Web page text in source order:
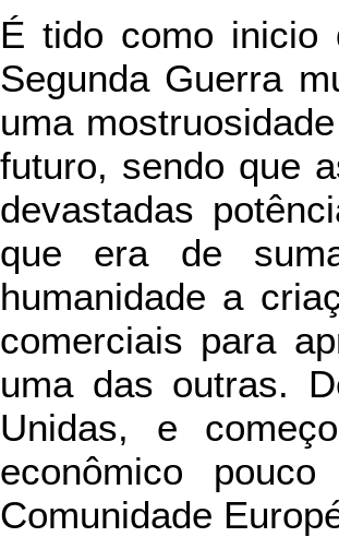
É tido como inicio
Segunda Guerra
uma
futuro, sendo que
devastadas
que era de
humanidade a
comerciais para
uma das outras.
Unidas, e
econômico
Comunidade